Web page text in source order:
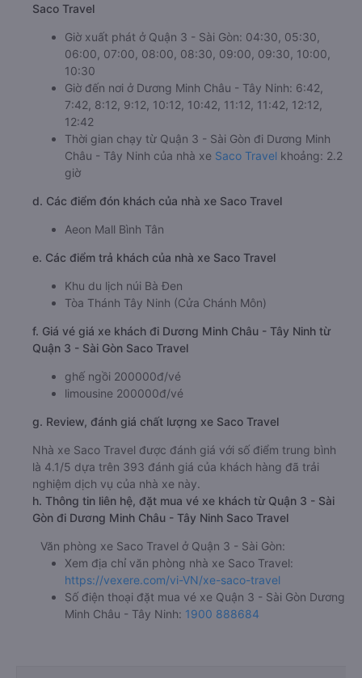
Saco Travel
Giờ xuất phát ở Quận 3 - Sài Gòn: 04:30, 05:30,
06:00, 07:00, 08:00, 08:30, 09:00, 09:30, 10:00,
10:30
Giờ đến nơi ở Dương Minh Châu - Tây Ninh: 6:42,
7:42, 8:12, 9:12, 10:12, 10:42, 11:12, 11:42, 12:12,
12:42
Thời gian chạy từ Quận 3 - Sài Gòn đi Dương Minh
Châu - Tây Ninh của nhà xe Saco Travel khoảng: 2.2
giờ
d. Các điểm đón khách của nhà xe Saco Travel
Aeon Mall Bình Tân
e. Các điểm trả khách của nhà xe Saco Travel
Khu du lịch núi Bà Đen
Tòa Thánh Tây Ninh (Cửa Chánh Môn)
f. Giá vé giá xe khách đi Dương Minh Châu - Tây Ninh từ
Quận 3 - Sài Gòn Saco Travel
ghế ngồi 200000đ/vé
limousine 200000đ/vé
g. Review, đánh giá chất lượng xe Saco Travel
Nhà xe Saco Travel được đánh giá với số điểm trung bình
là 4.1/5 dựa trên 393 đánh giá của khách hàng đã trải
nghiệm dịch vụ của nhà xe này.
h. Thông tin liên hệ, đặt mua vé xe khách từ Quận 3 - Sài
Gòn đi Dương Minh Châu - Tây Ninh Saco Travel
Văn phòng xe Saco Travel ở Quận 3 - Sài Gòn:
Xem địa chỉ văn phòng nhà xe Saco Travel:
https://vexere.com/vi-VN/xe-saco-travel
Số điện thoại đặt mua vé xe Quận 3 - Sài Gòn Dương
Minh Châu - Tây Ninh: 1900 888684